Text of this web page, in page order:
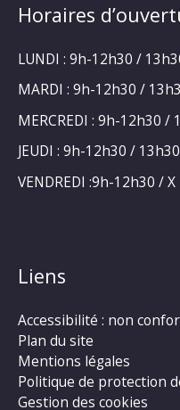
Horaires
LUNDI : 9h-12h30 /
MARDI : 9h-12h30 /
MERCREDI : 9h-12h30 /
JEUDI : 9h-12h30 /
VENDREDI :9h-12h30 / X
Liens
Accessibilité : non
Plan du site
Mentions légales
Politique de protection
Gestion des cookies